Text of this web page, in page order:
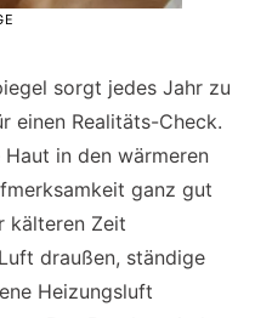
sorgt jedes Jahr zu
einen Realitäts-Check.
in den wärmeren
ganz gut
kälteren Zeit
draußen, ständige
Heizungsluft